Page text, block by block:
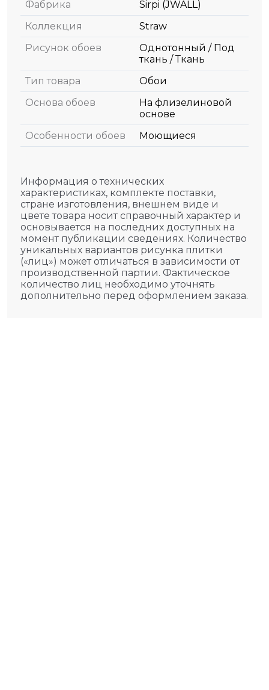
Фабрика
Sirpi (JWALL)
Коллекция
Straw
Рисунок обоев
Однотонный / Под
ткань / Ткань
Тип товара
Обои
Основа обоев
На флизелиновой
основе
Особенности обоев
Моющиеся
Информация о технических
характеристиках, комплекте поставки,
стране изготовления, внешнем виде и
цвете товара носит справочный характер и
основывается на последних доступных на
момент публикации сведениях. Количество
уникальных вариантов рисунка плитки
(«лиц») может отличаться в зависимости от
производственной партии. Фактическое
количество лиц необходимо уточнять
дополнительно перед оформлением заказа.